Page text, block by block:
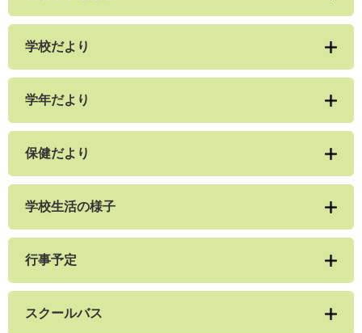
学校だより
学年だより
保健だより
学校生活の様子
行事予定
スクールバス